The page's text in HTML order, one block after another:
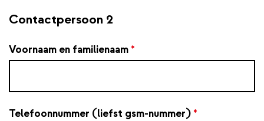
2
Contactpersoon 2
Voornaam en familienaam *
Telefoonnummer (liefst gsm-nummer) *